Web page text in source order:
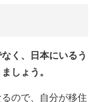
く、日本にいるう
しょう。
ので、自分が移住